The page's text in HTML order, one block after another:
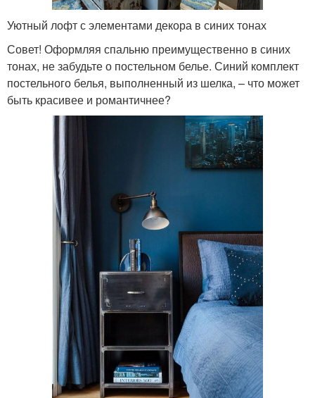
Уютный лофт с элементами декора в синих тонах
Совет! Оформляя спальню преимущественно в синих
тонах, не забудьте о постельном белье. Синий комплект
постельного белья, выполненный из шелка, – ­что может
быть красивее и романтичнее?